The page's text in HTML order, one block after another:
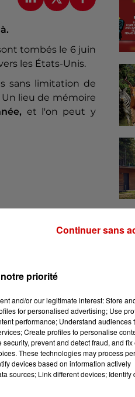
tombés le 6 juin
les États-Unis.
sans limitation de
lieu de mémoire
et l'on peut y
priorité
and/or our legitimate interest: Store
for personalised advertising; Use
performance; Understand audiences
Create profiles to personalise
prevent and detect fraud, and fix
These technologies may process
devices based on information actively
sources; Link different devices; Identify
Continuer sans